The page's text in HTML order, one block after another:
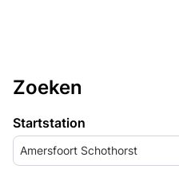
Zoeken
Startstation
Amersfoort Schothorst